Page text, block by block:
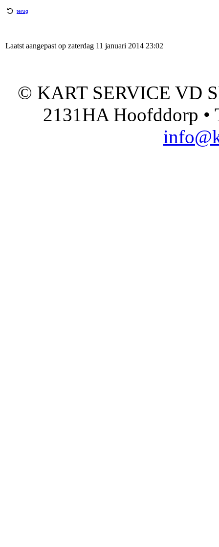
terug
Laatst aangepast op zaterdag 11 januari 2014 23:02
© KART SERVICE VD
2131HA Hoofddorp •